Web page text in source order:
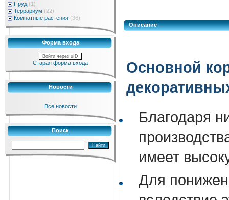
Пруд (1)
Террариум (22)
Комнатные растения (36)
Форма входа
Войти через uID
Старая форма входа
Новости
Все новости
Поиск
Описание
Основной
Благодаря
имеет
Для